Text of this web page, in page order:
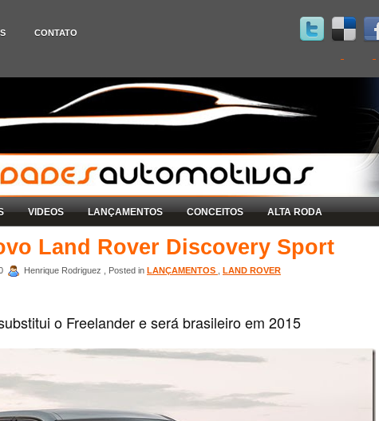
CONTATO
VIDEOS LANÇAMENTOS CONCEITOS ALTA RODA
Land Rover Discovery Sport
Henrique Rodriguez , Posted in LANÇAMENTOS LAND ROVER
o Freelander e será brasileiro em 2015